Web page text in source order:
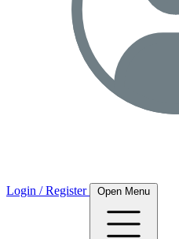
Login / Register Open Menu